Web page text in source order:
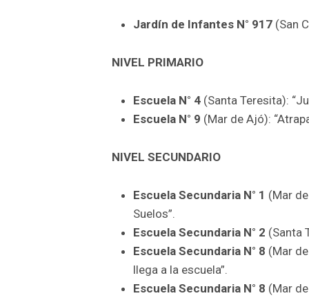
Jardín de Infantes N° 917(San
NIVEL PRIMARIO
Escuela N° 4(Santa Teresita):
Escuela N° 9 (Mar de Ajó):
NIVEL SECUNDARIO
Escuela Secundaria N° 1 (Mar
Suelos”.
Escuela Secundaria N° 2 (Santa
Escuela Secundaria N° 8 (Mar
llega a la escuela”.
Escuela Secundaria N° 8 (Mar